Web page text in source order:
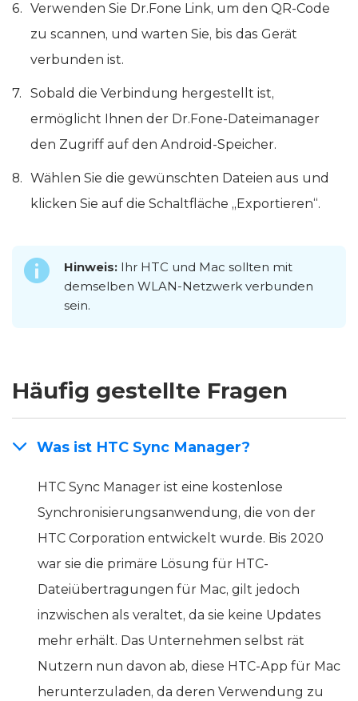
Verwenden Sie Dr.Fone Link, um den QR-Code
zu scannen, und warten Sie, bis das Gerät
verbunden ist.
Sobald die Verbindung hergestellt ist,
ermöglicht Ihnen der Dr.Fone-Dateimanager
den Zugriff auf den Android-Speicher.
Wählen Sie die gewünschten Dateien aus und
klicken Sie auf die Schaltfläche „Exportieren“.
Hinweis: Ihr HTC und Mac sollten mit
demselben WLAN-Netzwerk verbunden
sein.
Häufig gestellte Fragen
Was ist HTC Sync Manager?
HTC Sync Manager ist eine kostenlose
Synchronisierungsanwendung, die von der
HTC Corporation entwickelt wurde. Bis 2020
war sie die primäre Lösung für HTC-
Dateiübertragungen für Mac, gilt jedoch
inzwischen als veraltet, da sie keine Updates
mehr erhält. Das Unternehmen selbst rät
Nutzern nun davon ab, diese HTC-App für Mac
herunterzuladen, da deren Verwendung zu